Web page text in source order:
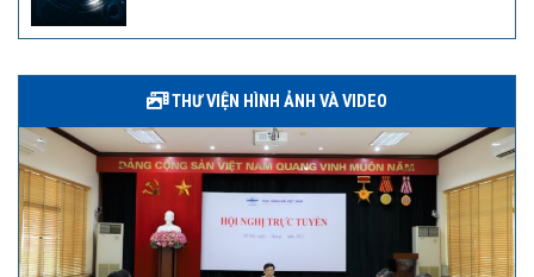
THƯ VIỆN HÌNH ẢNH VÀ VIDEO